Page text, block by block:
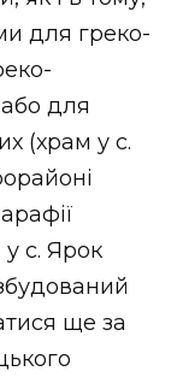
для греко-
для
(храм у с.
у с. Ярок
ще за